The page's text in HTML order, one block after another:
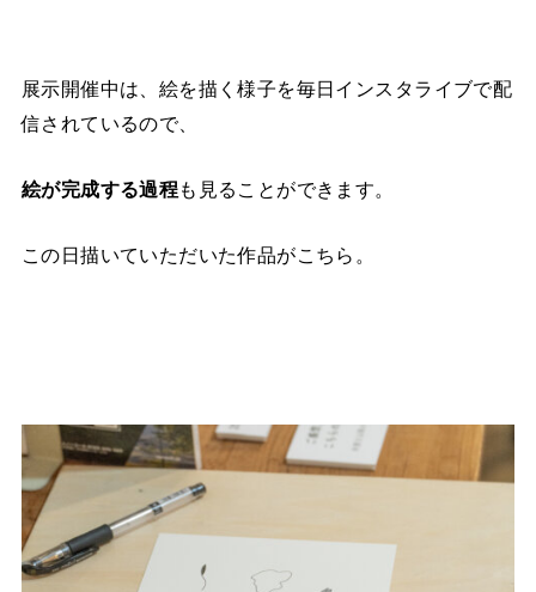
展示開催中は、絵を描く様子を毎日インスタライブで配
信されているので、
絵が完成する過程も見ることができます。
この日描いていただいた作品がこちら。